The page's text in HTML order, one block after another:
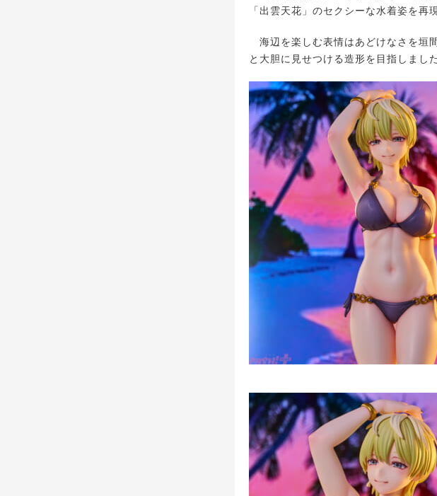
「出雲天花」のセクシーな水着姿を再現
海辺を楽しむ表情はあどけなさを垣
と大胆に見せつける造形を目指しまし